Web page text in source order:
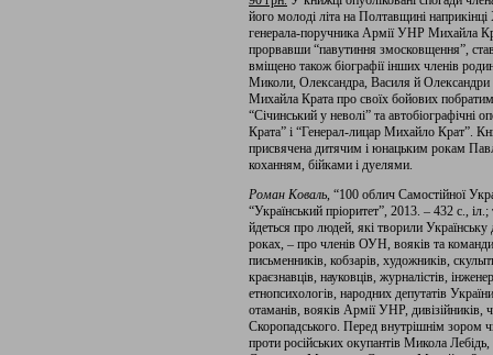
його молоді літа на Полтавщині
генерала-поручника Армії УНР Михайла
прорвавши “павутиння змосковщення”,
вміщено також біографії інших членів
Миколи, Олександра, Василя й Олександри
Михайла Крата про своїх бойових
“Січинський у неволі” та
Крата” і “Генерал-лицар Михайло Крат”.
присвячена дитячим і юнацьким рокам
коханням, бійками і дуелями.
Роман Коваль, “100 облич Самостійної
“Український пріоритет”, 2013. – 432 с.,
йдеться про людей, які творили
роках, – про членів ОУН, вояків та
письменників, кобзарів, художників,
краєзнавців, науковців, журналістів,
етнопсихологів, народних депутатів
отаманів, вояків Армії УНР, дивізійників,
Скоропадського. Перед внутрішнім зором
проти російських окупантів Микола